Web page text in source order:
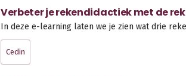
Verbeter je rekendidactiek met de
In deze e-learning laten we je zien wat drie
Cedin